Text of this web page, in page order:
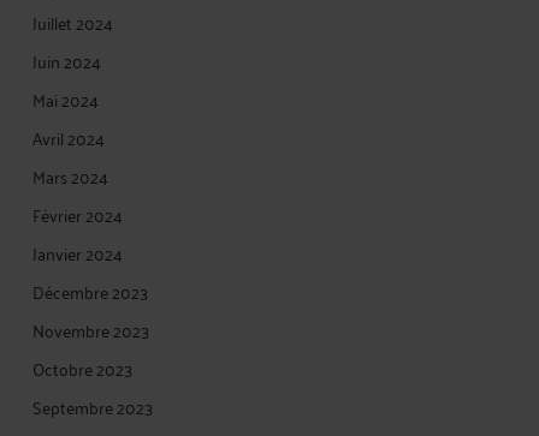
Juillet 2024
Juin 2024
Mai 2024
Avril 2024
Mars 2024
Février 2024
Janvier 2024
Décembre 2023
Novembre 2023
Octobre 2023
Septembre 2023